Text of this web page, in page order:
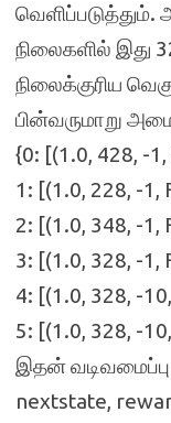
நிலைகளில் இது
நிலைக்குரிய
பின்வருமாறு
{0: [(1.0, 428, -1,
1: [(1.0, 228, -1,
2: [(1.0, 348, -1,
3: [(1.0, 328, -1,
4: [(1.0, 328, -
5: [(1.0, 328, -
இதன்
nextstate,